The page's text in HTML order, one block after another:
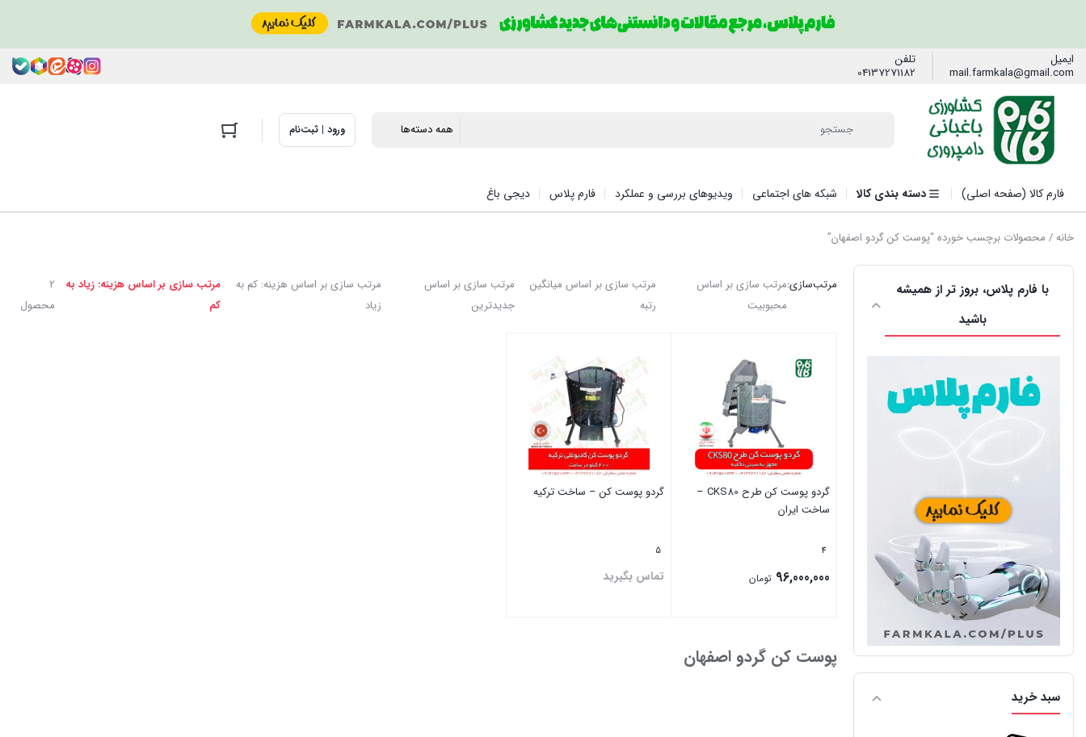
ایمیل
mail.farmkala@gmail.com
تلفن
04137271182
ورود | ثبت‌نام
فارم کالا (صفحه اصلی) دسته بندی کالا شبکه های اجتماعی ویدیوهای بررسی و عملکرد فارم پلاس دیجی باغ
خانه/ محصولات برچسب خورده “پوست کن گردو اصفهان”
با فارم پلاس، بروز تر از همیشه
باشید
سبد خرید
2
محصول
مرتب‌سازی:مرتب سازی بر اساس
محبوبیت
مرتب سازی بر اساس میانگین
رتبه
مرتب سازی بر اساس
جدیدترین
مرتب سازی بر اساس هزینه: کم به
زیاد
مرتب سازی بر اساس هزینه: زیاد به
کم
گردو پوست کن طرح CKS80 –
ساخت ایران
4
96,000,000 تومان
گردو پوست کن – ساخت ترکیه
5
تماس بگیرید
پوست کن گردو اصفهان